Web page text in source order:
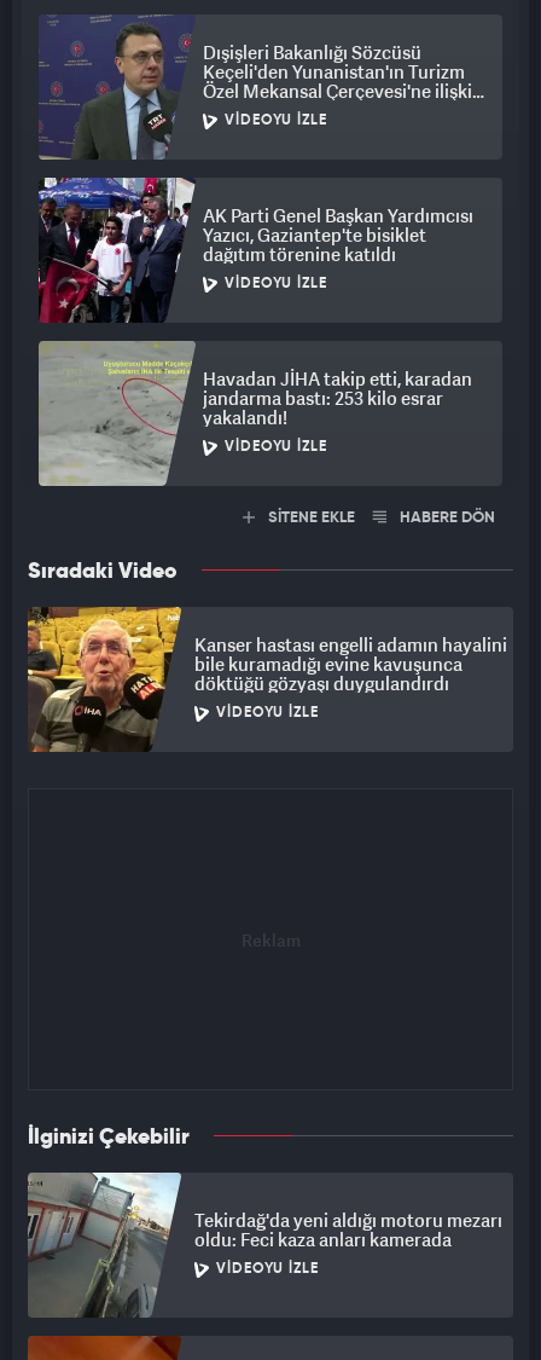
Dışişleri Bakanlığı Sözcüsü
Keçeli'den Yunanistan'ın Turizm
Özel Mekansal Çerçevesi'ne ilişkin
açıklama
VIDEOYU İZLE
AK Parti Genel Başkan Yardımcısı
Yazıcı, Gaziantep'te bisiklet
dağıtım törenine katıldı
VIDEOYU İZLE
Havadan JİHA takip etti, karadan
jandarma bastı: 253 kilo esrar
yakalandı!
VIDEOYU İZLE
SİTENE EKLE HABERE DÖN
Sıradaki Video
Kanser hastası engelli adamın hayalini
bile kuramadığı evine kavuşunca
döktüğü gözyaşı duygulandırdı
VIDEOYU İZLE
İlginizi Çekebilir
Tekirdağ'da yeni aldığı motoru mezarı
oldu: Feci kaza anları kamerada
VIDEOYU İZLE